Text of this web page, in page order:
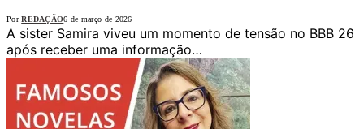
Por REDAÇÃO6 de março de 2026
A sister Samira viveu um momento de tensão no BBB 26
após receber uma informação…